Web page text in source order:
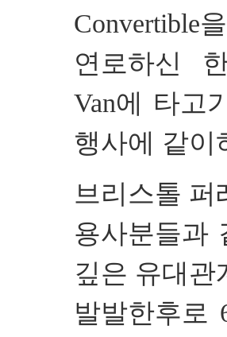
Convertible
연로하신
Van에 타고
행사에 같이
브리스톨 퍼
용사분들과
깊은 유대관
발발한후로